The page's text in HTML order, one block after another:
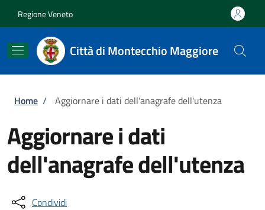
Regione Veneto
Città di Montecchio Maggiore
Briciole di pane
Home / Aggiornare i dati dell'anagrafe dell'utenza
Aggiornare i dati
dell'anagrafe dell'utenza
Condividi